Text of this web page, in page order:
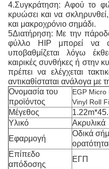
4.Συγκράτηση: Αφού το
κρυώσει και να
και μακροχρόνιο σημάδι.
5Διατήρηση: Με την
φύλλο HIP μπορεί να
υποβαθμίζεται λόγω
καιρικές συνθήκες ή στην
πρέπει να ελέγχεται
αντικαθίσταται ανάλογα με
Ονομασία του
προϊόντος
EGP Micro
Vinyl Roll
Μέγεθος
Υλικό
Ακρυλικά
Εφαρμογή
Οδικά
Επίπεδο
απόδοσης
ΕΓΠ